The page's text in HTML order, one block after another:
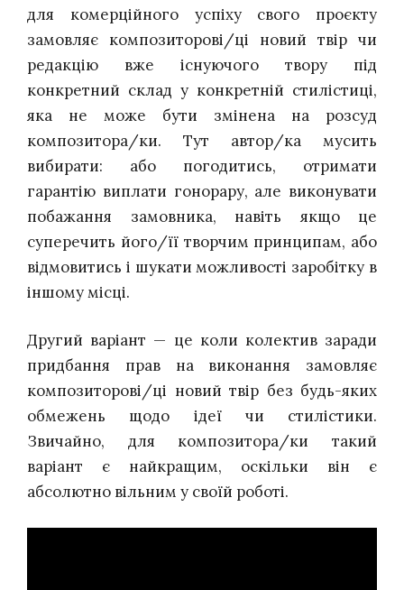
для комерційного успіху свого проєкту
замовляє композиторові/ці новий твір чи
редакцію вже існуючого твору під
конкретний склад у конкретній стилістиці,
яка не може бути змінена на розсуд
композитора/ки. Тут автор/ка мусить
вибирати: або погодитись, отримати
гарантію виплати гонорару, але виконувати
побажання замовника, навіть якщо це
суперечить його/її творчим принципам, або
відмовитись і шукати можливості заробітку в
іншому місці.
Другий варіант — це коли колектив заради
придбання прав на виконання замовляє
композиторові/ці новий твір без будь-яких
обмежень щодо ідеї чи стилістики.
Звичайно, для композитора/ки такий
варіант є найкращим, оскільки він є
абсолютно вільним у своїй роботі.